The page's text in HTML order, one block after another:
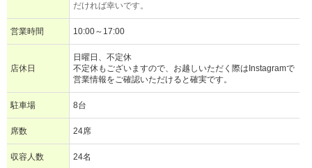
だければ幸いです。
営業時間 10:00～17:00
店休日
日曜日、不定休
不定休もございますので、お越しいただく際はInstagramで
営業情報をご確認いただけると確実です。
駐車場 8台
席数 24席
収容人数 24名